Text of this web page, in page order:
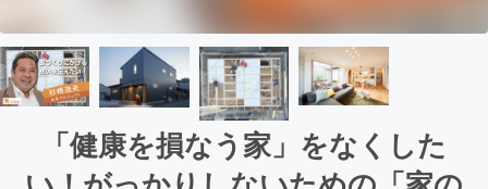
「健康を損なう家」をなくした